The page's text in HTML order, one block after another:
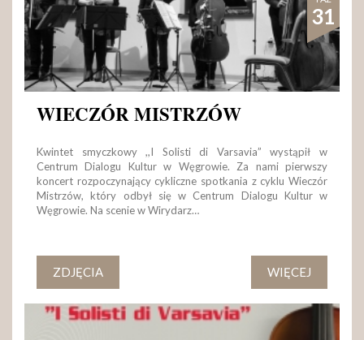
31
WIECZÓR MISTRZÓW
Kwintet smyczkowy ,,I Solisti di Varsavia” wystąpił w
Centrum Dialogu Kultur w Węgrowie. Za nami pierwszy
koncert rozpoczynający cykliczne spotkania z cyklu Wieczór
Mistrzów, który odbył się w Centrum Dialogu Kultur w
Węgrowie. Na scenie w Wirydarz…
WIĘCEJ
ZDJĘCIA